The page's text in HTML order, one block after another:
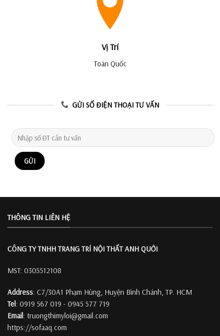
Vị Trí
Toàn Quốc
GỬI SỐ ĐIỆN THOẠI TƯ VẤN
THÔNG TIN LIÊN HỆ
CÔNG TY TNHH TRANG TRÍ NỘI THẤT ANH QUỚI
MST: 0305512108
Address: C7/30A1 Phạm Hùng, Huyện Bình Chánh, TP. HCM
Tel: 0919 567 019 - 0945 577 719
Email: truongthimyloi@gmail.com
https://sofaaq.com